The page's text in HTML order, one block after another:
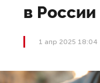
в России
1 апр 2025 18:04